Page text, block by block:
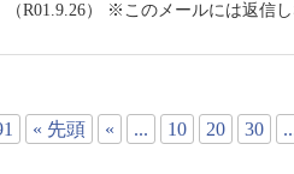
（R01.9.26） ※このメールには返信
« 先頭 « ... 10 20 30